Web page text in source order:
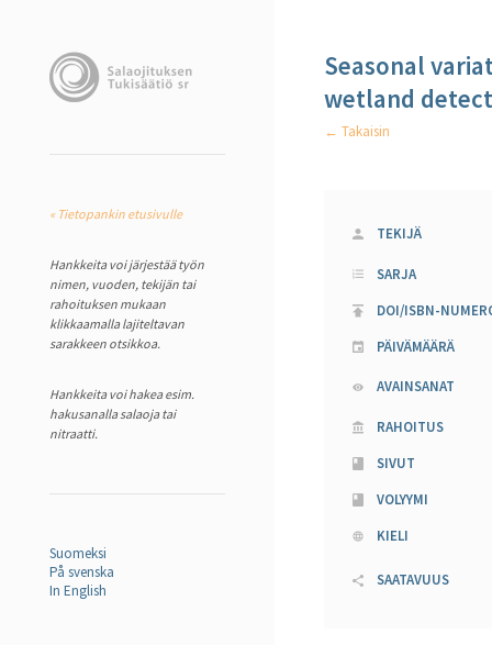
« Tietopankin etusivulle
Hankkeita voi järjestää työn
nimen, vuoden, tekijän tai
rahoituksen mukaan
klikkaamalla lajiteltavan
sarakkeen otsikkoa.
Hankkeita voi hakea esim.
hakusanalla salaoja tai
nitraatti.
Suomeksi
På svenska
In English
Seasonal
wetland
← Takaisin
TEKIJÄ
SARJA
DOI/ISBN-
PÄIVÄMÄÄRÄ
AVAINSANAT
RAHOITUS
SIVUT
VOLYYMI
KIELI
SAATAVUUS